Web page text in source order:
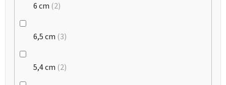
6 cm 2
6,5 cm 3
5,4 cm 2